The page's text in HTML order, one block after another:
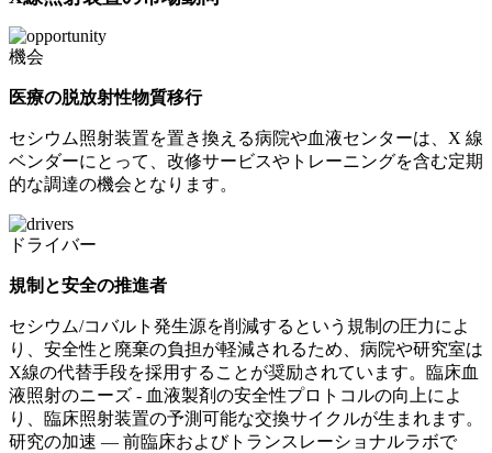
機会
医療の脱放射性物質移行
セシウム照射装置を置き換える病院や血液センターは、X 線
ベンダーにとって、改修サービスやトレーニングを含む定期
的な調達の機会となります。
ドライバー
規制と安全の推進者
セシウム/コバルト発生源を削減するという規制の圧力によ
り、安全性と廃棄の負担が軽減されるため、病院や研究室は
X線の代替手段を採用することが奨励されています。臨床血
液照射のニーズ - 血液製剤の安全性プロトコルの向上によ
り、臨床照射装置の予測可能な交換サイクルが生まれます。
研究の加速 — 前臨床およびトランスレーショナルラボで